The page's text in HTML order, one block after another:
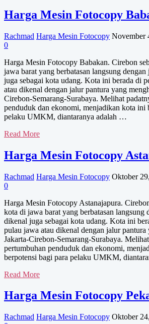
Fotocopy
Beber
Harga Mesin Fotocopy
Rachmad Harga Mesin Fotocopy November
0
Harga Mesin Fotocopy Babakan. Cirebon
jawa barat yang berbatasan langsung
juga sebagai kota udang. Kota ini berada di
atau dikenal dengan jalur pantura yang
Cirebon-Semarang-Surabaya. Melihat
penduduk dan ekonomi, menjadikan kota ini
pelaku UMKM, diantaranya adalah …
Harga
Fotocopy
Babakan
Read More
Harga Mesin Fotocopy
Rachmad Harga Mesin Fotocopy Oktober
0
Harga Mesin Fotocopy Astanajapura.
kota di jawa barat yang berbatasan langsung
dikenal juga sebagai kota udang. Kota ini
pulau jawa atau dikenal dengan jalur pantura
Jakarta-Cirebon-Semarang-Surabaya.
pertumbuhan penduduk dan ekonomi,
berpotensi bagi para pelaku UMKM,
Harga
Fotocopy
Astanajapura
Read More
Harga Mesin Fotocopy
Rachmad Harga Mesin Fotocopy Oktober